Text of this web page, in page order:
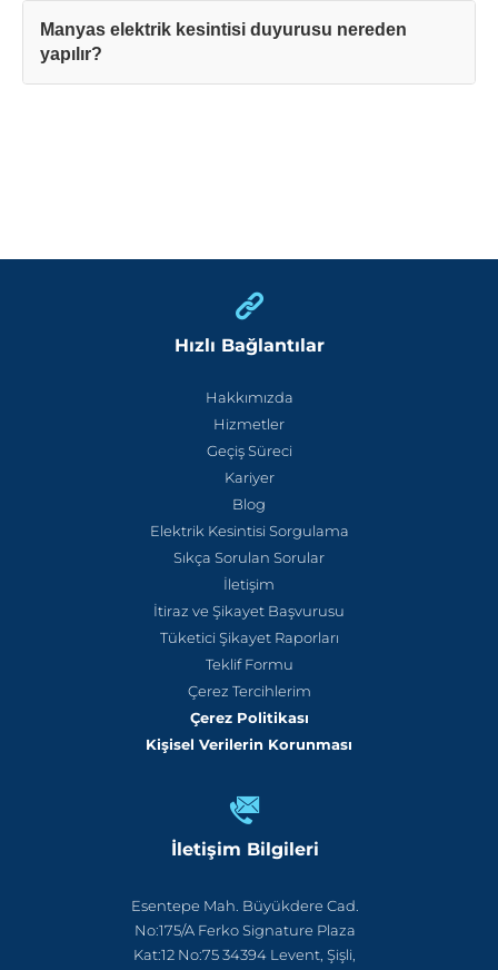
Manyas elektrik kesintisi duyurusu nereden
yapılır?
Hızlı Bağlantılar
Hakkımızda
Hizmetler
Geçiş Süreci
Kariyer
Blog
Elektrik Kesintisi Sorgulama
Sıkça Sorulan Sorular
İletişim
İtiraz ve Şikayet Başvurusu
Tüketici Şikayet Raporları
Teklif Formu
Çerez Tercihlerim
Çerez Politikası
Kişisel Verilerin Korunması
İletişim Bilgileri
Esentepe Mah. Büyükdere Cad.
No:175/A Ferko Signature Plaza
Kat:12 No:75 34394 Levent, Şişli,